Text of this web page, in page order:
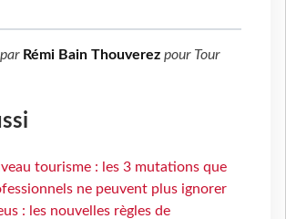
Rémi Bain Thouverez pour Tour
tourisme : les 3 mutations que
ne peuvent plus ignorer
: les nouvelles règles de